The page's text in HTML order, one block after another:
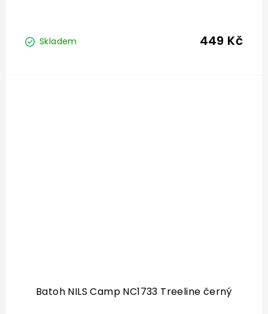
Skladem 449 Kč
Batoh NILS Camp NC1733 Treeline černý